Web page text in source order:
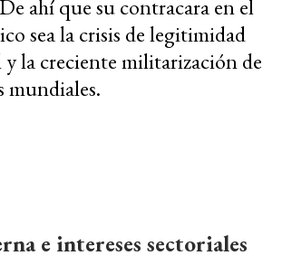
ahí que su contracara en el
sea la crisis de legitimidad
la creciente militarización de
mundiales.
e intereses sectoriales